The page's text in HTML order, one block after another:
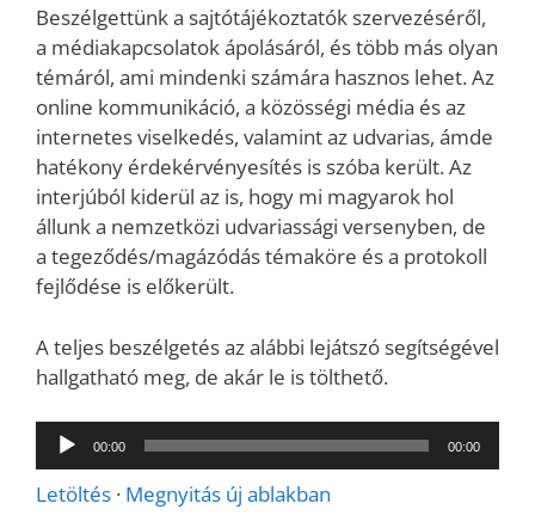
Beszélgettünk a sajtótájékoztatók szervezéséről,
a médiakapcsolatok ápolásáról, és több más olyan
témáról, ami mindenki számára hasznos lehet. Az
online kommunikáció, a közösségi média és az
internetes viselkedés, valamint az udvarias, ámde
hatékony érdekérvényesítés is szóba került. Az
interjúból kiderül az is, hogy mi magyarok hol
állunk a nemzetközi udvariassági versenyben, de
a tegeződés/magázódás témaköre és a protokoll
fejlődése is előkerült.
A teljes beszélgetés az alábbi lejátszó segítségével
hallgatható meg, de akár le is tölthető.
Audió
lejátszó
00:00 00:00
Letöltés · Megnyitás új ablakban